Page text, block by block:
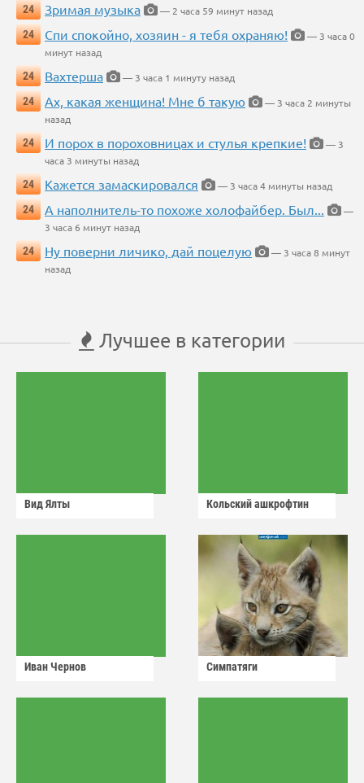
24
Зримая музыка
— 2 часа 59 минут назад
24
Спи спокойно, хозяин - я тебя охраняю!
— 3 часа 0
минут назад
24
Вахтерша
— 3 часа 1 минуту назад
24
Ах, какая женщина! Мне б такую
— 3 часа 2 минуты
назад
24
И порох в пороховницах и стулья крепкие!
— 3
часа 3 минуты назад
24
Кажется замаскировался
— 3 часа 4 минуты назад
24
А наполнитель-то похоже холофайбер. Был...
—
3 часа 6 минут назад
24
Ну поверни личико, дай поцелую
— 3 часа 8 минут
назад
Лучшее в категории
Вид Ялты Кольский ашкрофтин
Иван Чернов Симпатяги